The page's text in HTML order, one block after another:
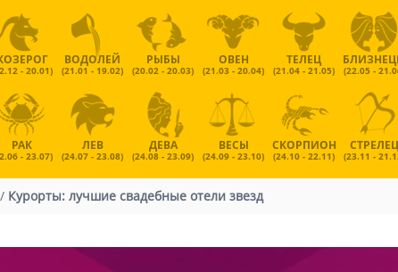
- 20.01)
ВОДОЛЕЙ
(21.01 - 19.02)
РЫБЫ
(20.02 - 20.03)
ОВЕН
(21.03 - 20.04)
ТЕЛЕЦ
(21.04 - 21.05) (22.05 -
РАК
- 23.07)
ЛЕВ
(24.07 - 23.08)
ДЕВА
(24.08 - 23.09)
ВЕСЫ
(24.09 - 23.10)
СКОРПИОН
(24.10 - 22.11)
СТРЕЛЕЦ
(23.11 -
/ Курорты: лучшие свадебные отели звезд